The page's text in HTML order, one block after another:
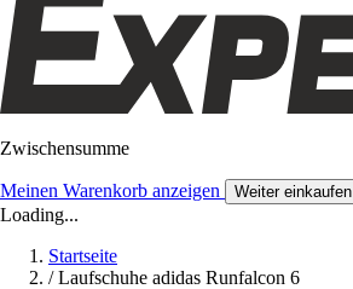
Zwischensumme
Meinen Warenkorb anzeigen Weiter einkaufen
Loading...
Startseite
/ Laufschuhe adidas Runfalcon 6